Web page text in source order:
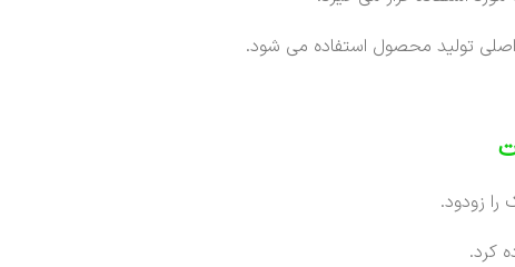
اصلی تولید محصول استفاده می شود.
را زودود.
کرد.